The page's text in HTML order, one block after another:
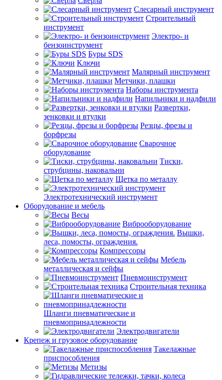
Слесарный инструмент
Строительный
инструмент
Электро- и
бензоинструмент
Буры SDS
Ключи
Малярный инструмент
Метчики, плашки
Наборы инструмента
Напильники и надфили
Развертки,
зенковки и втулки
Резцы, фрезы и
борфрезы
Сварочное
оборудование
Тиски,
струбцины, наковальни
Щетка по металлу
Электротехнический инструмент
Оборудование и мебель
Весы
Виброоборудование
Вышки,
леса, помосты, ограждения.
Компрессоры
Мебель
металлическая и сейфы
Пневмоинструмент
Строительная техника
Шланги пневматические и
пневмопринадлежности
Электродвигатели
Крепеж и грузовое оборудование
Такелажные
приспособления
Метизы